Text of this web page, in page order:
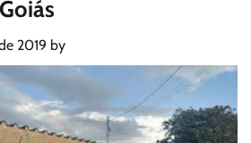
2019 by